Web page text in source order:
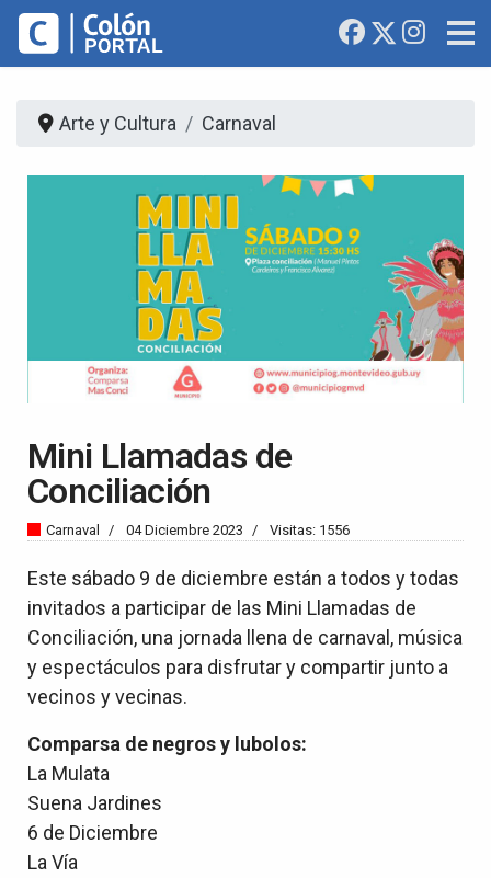
Arte y Cultura Carnaval
Mini Llamadas de
Conciliación
Carnaval 04 Diciembre 2023 Visitas: 1556
Este sábado 9 de diciembre están a todos y todas
invitados a participar de las Mini Llamadas de
Conciliación, una jornada llena de carnaval, música
y espectáculos para disfrutar y compartir junto a
vecinos y vecinas.
Comparsa de negros y lubolos:
La Mulata
Suena Jardines
6 de Diciembre
La Vía